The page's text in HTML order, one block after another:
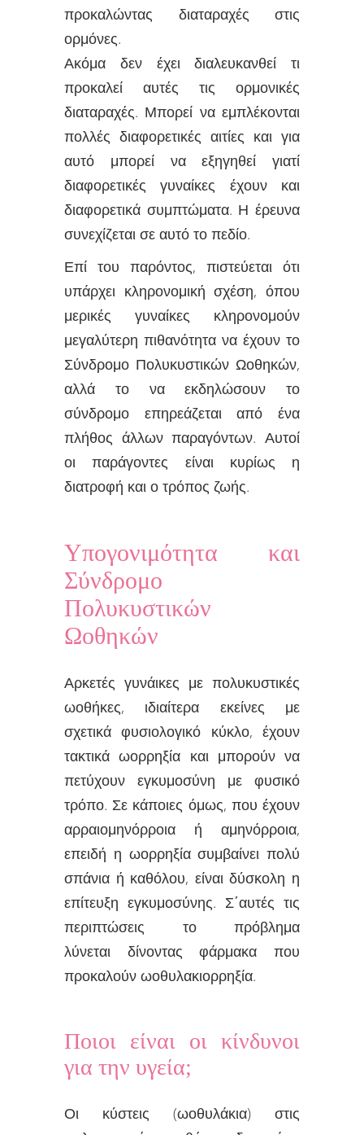
προκαλώντας διαταραχές στις
ορμόνες.
Ακόμα δεν έχει διαλευκανθεί τι
προκαλεί αυτές τις ορμονικές
διαταραχές. Μπορεί να εμπλέκονται
πολλές διαφορετικές αιτίες και για
αυτό μπορεί να εξηγηθεί γιατί
διαφορετικές γυναίκες έχουν και
διαφορετικά συμπτώματα. Η έρευνα
συνεχίζεται σε αυτό το πεδίο.
Επί του παρόντος, πιστεύεται ότι
υπάρχει κληρονομική σχέση, όπου
μερικές γυναίκες κληρονομούν
μεγαλύτερη πιθανότητα να έχουν το
Σύνδρομο Πολυκυστικών Ωοθηκών,
αλλά το να εκδηλώσουν το
σύνδρομο επηρεάζεται από ένα
πλήθος άλλων παραγόντων. Αυτοί
οι παράγοντες είναι κυρίως η
διατροφή και ο τρόπος ζωής.
Υπογονιμότητα και
Σύνδρομο
Πολυκυστικών
Ωοθηκών
Αρκετές γυνάικες με πολυκυστικές
ωοθήκες, ιδιαίτερα εκείνες με
σχετικά φυσιολογικό κύκλο, έχουν
τακτικά ωορρηξία και μπορούν να
πετύχουν εγκυμοσύνη με φυσικό
τρόπο. Σε κάποιες όμως, που έχουν
αρραιομηνόρροια ή αμηνόρροια,
επειδή η ωορρηξία συμβαίνει πολύ
σπάνια ή καθόλου, είναι δύσκολη η
επίτευξη εγκυμοσύνης. Σ΄αυτές τις
περιπτώσεις το πρόβλημα
λύνεται δίνοντας φάρμακα που
προκαλούν ωοθυλακιορρηξία.
Ποιοι είναι οι κίνδυνοι
για την υγεία;
Οι κύστεις (ωοθυλάκια) στις